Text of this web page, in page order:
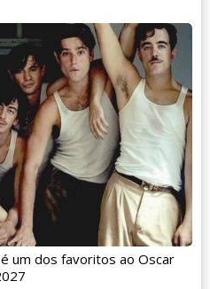
um dos favoritos ao Oscar